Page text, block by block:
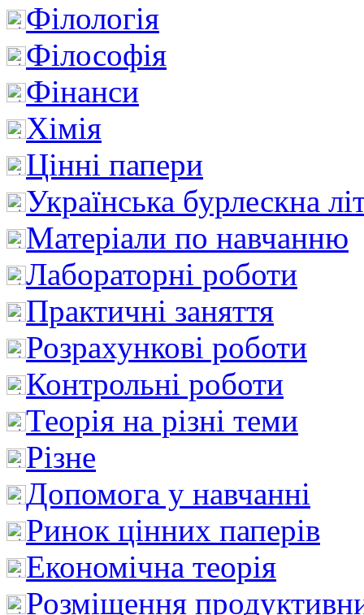
Філологія
Філософія
Фінанси
Хімія
Цінні папери
Українська бурлескна
Матеріали по навчанню
Лабораторні роботи
Практичні заняття
Розрахункові роботи
Контрольні роботи
Теорія на різні теми
Різне
Допомога у навчанні
Ринок цінних паперів
Економічна теорія
Розміщення